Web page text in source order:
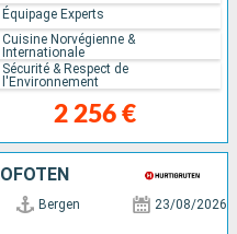
2 256 €
Équipage Experts
Cuisine Norvégienne &
Internationale
Sécurité & Respect de
l'Environnement
Bergen 23/08/2026